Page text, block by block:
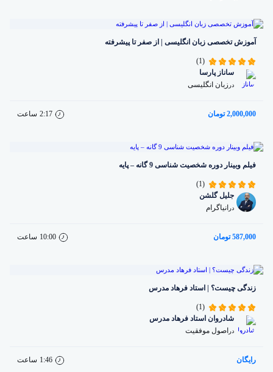
آموزش تخصصی زبان انگلیسی | از صفر تا پیشرفته
(1)
ساناز پارسا
در زبان انگلیسی
2,000,000 تومان 2:17 ساعت
فیلم وبینار دوره شخصیت شناسی 9 گانه – پایه
(1)
جلیل گلشن
در انیاگرام
587,000 تومان 10:00 ساعت
زندگی چیست؟ | استاد فرهاد مدرس
(1)
شادروان استاد فرهاد مدرس
در اصول موفقیت
رایگان 1:46 ساعت